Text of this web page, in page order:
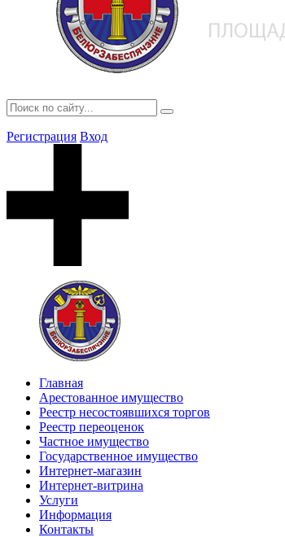
Регистрация Вход
Главная
Арестованное имущество
Реестр несостоявшихся торгов
Реестр переоценок
Частное имущество
Государственное имущество
Интернет-магазин
Интернет-витрина
Услуги
Информация
Контакты